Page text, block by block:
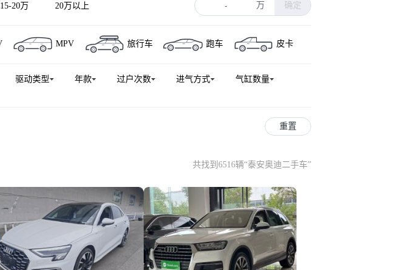
奥迪A4(进口) 奥迪Q8 奥迪A5L
奥迪Q7（平行进口） 奥迪RS 5 奥迪Q3(进口) 奥迪RS 7
奥迪SQ5 奥迪A6L e-tron 奥迪e-tron GT 奥迪SQ7
15-20万 20万以上 - 万 确定
MPV 旅行车 跑车
皮卡
驱动类型 年款 过户次数 进气方式
气缸数量
重置
共找到6516辆“泰安奥迪二手车”